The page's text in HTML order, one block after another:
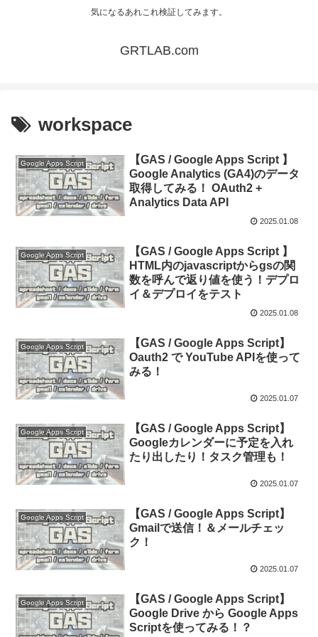
気になるあれこれ検証してみます。
GRTLAB.com
workspace
Google Apps Script
【GAS / Google Apps Script 】
Google Analytics (GA4)のデータ
取得してみる！ OAuth2 +
Analytics Data API
2025.01.08
Google Apps Script
【GAS / Google Apps Script 】
HTML内のjavascriptからgsの関
数を呼んで返り値を使う！デプロ
イ＆デプロイをテスト
2025.01.08
Google Apps Script
【GAS / Google Apps Script】
Oauth2 で YouTube APIを使って
みる！
2025.01.07
Google Apps Script
【GAS / Google Apps Script】
Googleカレンダーに予定を入れ
たり出したり！タスク管理も！
2025.01.07
Google Apps Script
【GAS / Google Apps Script】
Gmailで送信！＆メールチェッ
ク！
2025.01.07
Google Apps Script
【GAS / Google Apps Script】
Google Drive から Google Apps
Scriptを使ってみる！？